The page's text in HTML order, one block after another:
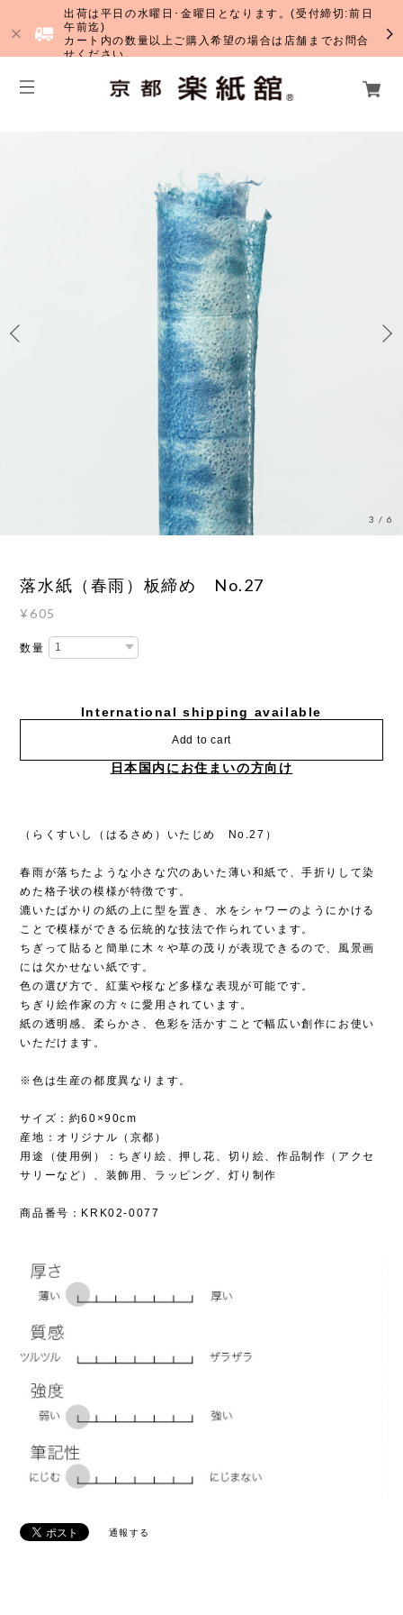
出荷は平日の水曜日･金曜日となります。(受付締切:前日
午前迄)
カート内の数量以上ご購入希望の場合は店舗までお問合
せください。
3 /6
落水紙（春雨）板締め No.27
¥605
数量
International shipping available
Add to cart
日本国内にお住まいの方向け
（らくすいし（はるさめ）いたじめ No.27）
春雨が落ちたような小さな穴のあいた薄い和紙で、手折りして染
めた格子状の模様が特徴です。
漉いたばかりの紙の上に型を置き、水をシャワーのようにかける
ことで模様ができる伝統的な技法で作られています。
ちぎって貼ると簡単に木々や草の茂りが表現できるので、風景画
には欠かせない紙です。
色の選び方で、紅葉や桜など多様な表現が可能です。
ちぎり絵作家の方々に愛用されています。
紙の透明感、柔らかさ、色彩を活かすことで幅広い創作にお使い
いただけます。
※色は生産の都度異なります。
サイズ：約60×90cm
産地：オリジナル（京都）
用途（使用例）：ちぎり絵、押し花、切り絵、作品制作（アクセ
サリーなど）、装飾用、ラッピング、灯り制作
商品番号：KRK02-0077
通報する